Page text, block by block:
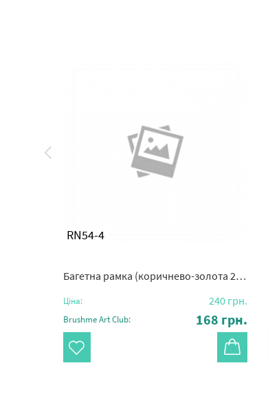
RN54-4
Багетна рамка (коричнево-золота 2 см) 50х60
Ціна: 240 грн.
Brushme Art Club: 168 грн.